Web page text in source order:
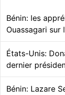
Bénin: les
Ouassagari sur
États-Unis:
dernier
Bénin: Lazare